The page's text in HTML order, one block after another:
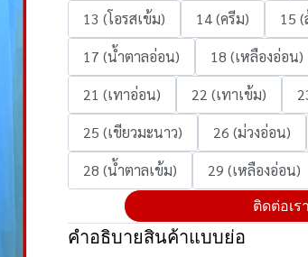
13 (โอรสเข้ม)
14 (ครีม) 15
17 (น้ำตาลอ่อน)
18 (เหลืองอ่อน)
21 (เทาอ่อน)
22 (เทาเข้ม)
25 (เขียวมะนาว)
26 (ม่วงอ่อน)
28 (น้ำตาลเข้ม)
29 (เหลืองอ่อน)
ติดต่อเรา
คำอธิบายสินค้าแบบย่อ